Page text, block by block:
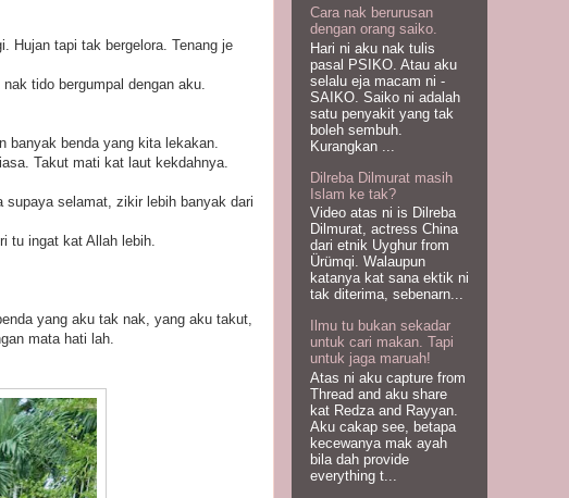
Hujan tapi tak bergelora. Tenang je
tido bergumpal dengan aku.
banyak benda yang kita lekakan.
Takut mati kat laut kekdahnya.
supaya selamat, zikir lebih banyak dari
tu ingat kat Allah lebih.
yang aku tak nak, yang aku takut,
mata hati lah.
Cara nak berurusan
dengan orang saiko.
Hari ni aku nak tulis
pasal PSIKO. Atau aku
selalu eja macam ni -
SAIKO. Saiko ni adalah
satu penyakit yang tak
boleh sembuh.
Kurangkan ...
Dilreba Dilmurat masih
Islam ke tak?
Video atas ni is Dilreba
Dilmurat, actress China
dari etnik Uyghur from
Ürümqi. Walaupun
katanya kat sana ektik ni
tak diterima, sebenarn...
Ilmu tu bukan sekadar
untuk cari makan. Tapi
untuk jaga maruah!
Atas ni aku capture from
Thread and aku share
kat Redza and Rayyan.
Aku cakap see, betapa
kecewanya mak ayah
bila dah provide
everything t...